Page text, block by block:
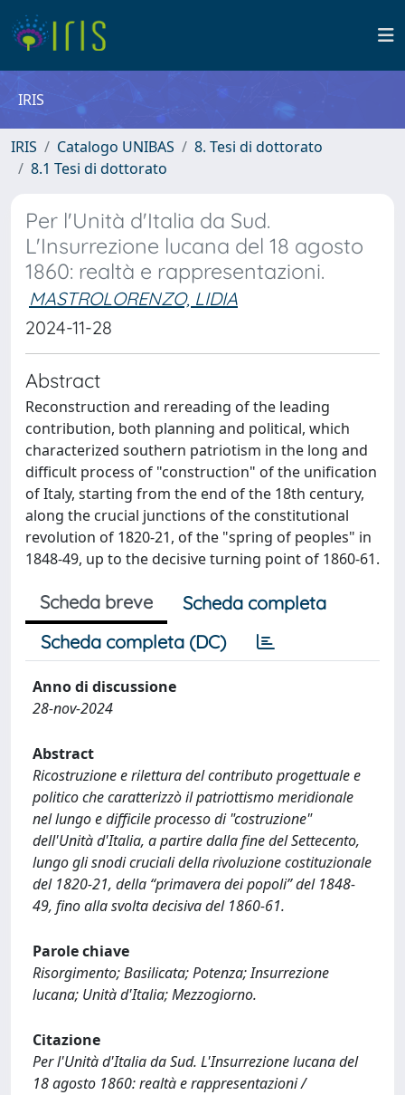
IRIS
IRIS Catalogo UNIBAS
8. Tesi di dottorato
8.1 Tesi di dottorato
Per l'Unità d'Italia da Sud.
L'Insurrezione lucana del 18 agosto
1860: realtà e rappresentazioni.
MASTROLORENZO, LIDIA
2024-11-28
Abstract
Reconstruction and rereading of the leading
contribution, both planning and political, which
characterized southern patriotism in the long and
difficult process of "construction" of the unification
of Italy, starting from the end of the 18th century,
along the crucial junctions of the constitutional
revolution of 1820-21, of the "spring of peoples" in
1848-49, up to the decisive turning point of 1860-61.
Scheda breve
Scheda completa
Scheda completa (DC)
Anno di discussione
28-nov-2024
Abstract
Ricostruzione e rilettura del contributo progettuale e
politico che caratterizzò il patriottismo meridionale
nel lungo e difficile processo di "costruzione"
dell'Unità d'Italia, a partire dalla fine del Settecento,
lungo gli snodi cruciali della rivoluzione costituzionale
del 1820-21, della “primavera dei popoli” del 1848-
49, fino alla svolta decisiva del 1860-61.
Parole chiave
Risorgimento; Basilicata; Potenza; Insurrezione
lucana; Unità d'Italia; Mezzogiorno.
Citazione
Per l'Unità d'Italia da Sud. L'Insurrezione lucana del
18 agosto 1860: realtà e rappresentazioni /